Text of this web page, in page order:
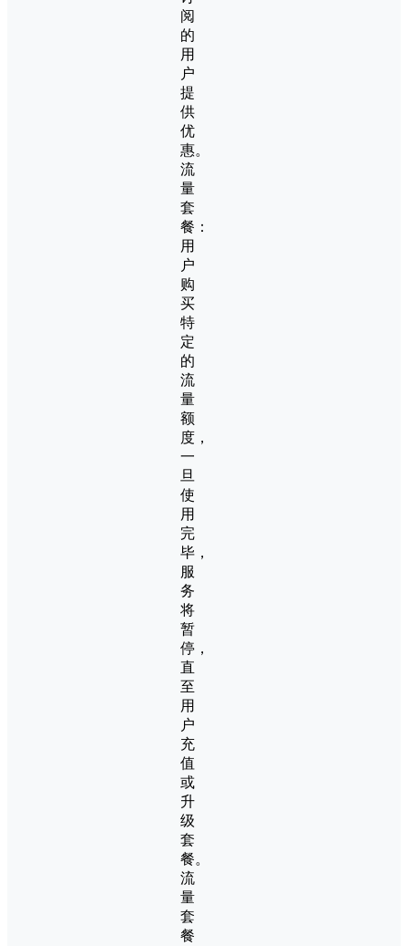
阅
的
用
户
提
供
优
惠。
流
量
套
餐：
用
户
购
买
特
定
的
流
量
额
度，
一
旦
使
用
完
毕，
服
务
将
暂
停，
直
至
用
户
充
值
或
升
级
套
餐。
流
量
套
餐